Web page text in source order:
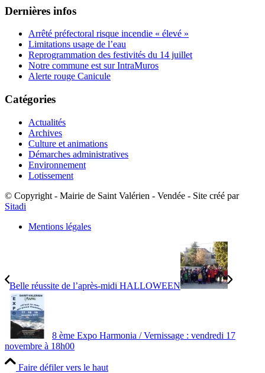
Dernières infos
Arrêté préfectoral risque incendie « élevé »
Limitations usage de l’eau
Reprogrammation des festivités du 14 juillet
Notre commune est sur IntraMuros
Alerte rouge Canicule
Catégories
Actualités
Archives
Culture et animations
Démarches administratives
Environnement
Lotissement
© Copyright - Mairie de Saint Valérien - Vendée - Site créé par
Sitadi
Mentions légales
Belle réussite de l’après-midi HALLOWEEN
8 ème Expo Harmonia / Vernissage : vendredi 17
novembre à 18h00
Faire défiler vers le haut